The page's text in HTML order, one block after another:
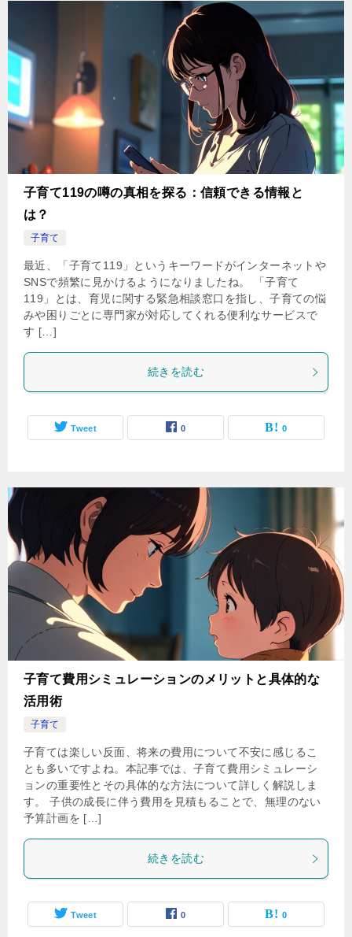
子育て119の噂の真相を探る：信頼できる情報と
は？
子育て
最近、「子育て119」というキーワードがインターネットや
SNSで頻繁に見かけるようになりましたね。 「子育て
119」とは、育児に関する緊急相談窓口を指し、子育ての悩
みや困りごとに専門家が対応してくれる便利なサービスで
す […]
続きを読む
Tweet 0 0
子育て費用シミュレーションのメリットと具体的な
活用術
子育て
子育ては楽しい反面、将来の費用について不安に感じるこ
とも多いですよね。本記事では、子育て費用シミュレーシ
ョンの重要性とその具体的な方法について詳しく解説しま
す。 子供の成長に伴う費用を見積もることで、無理のない
予算計画を […]
続きを読む
Tweet 0 0